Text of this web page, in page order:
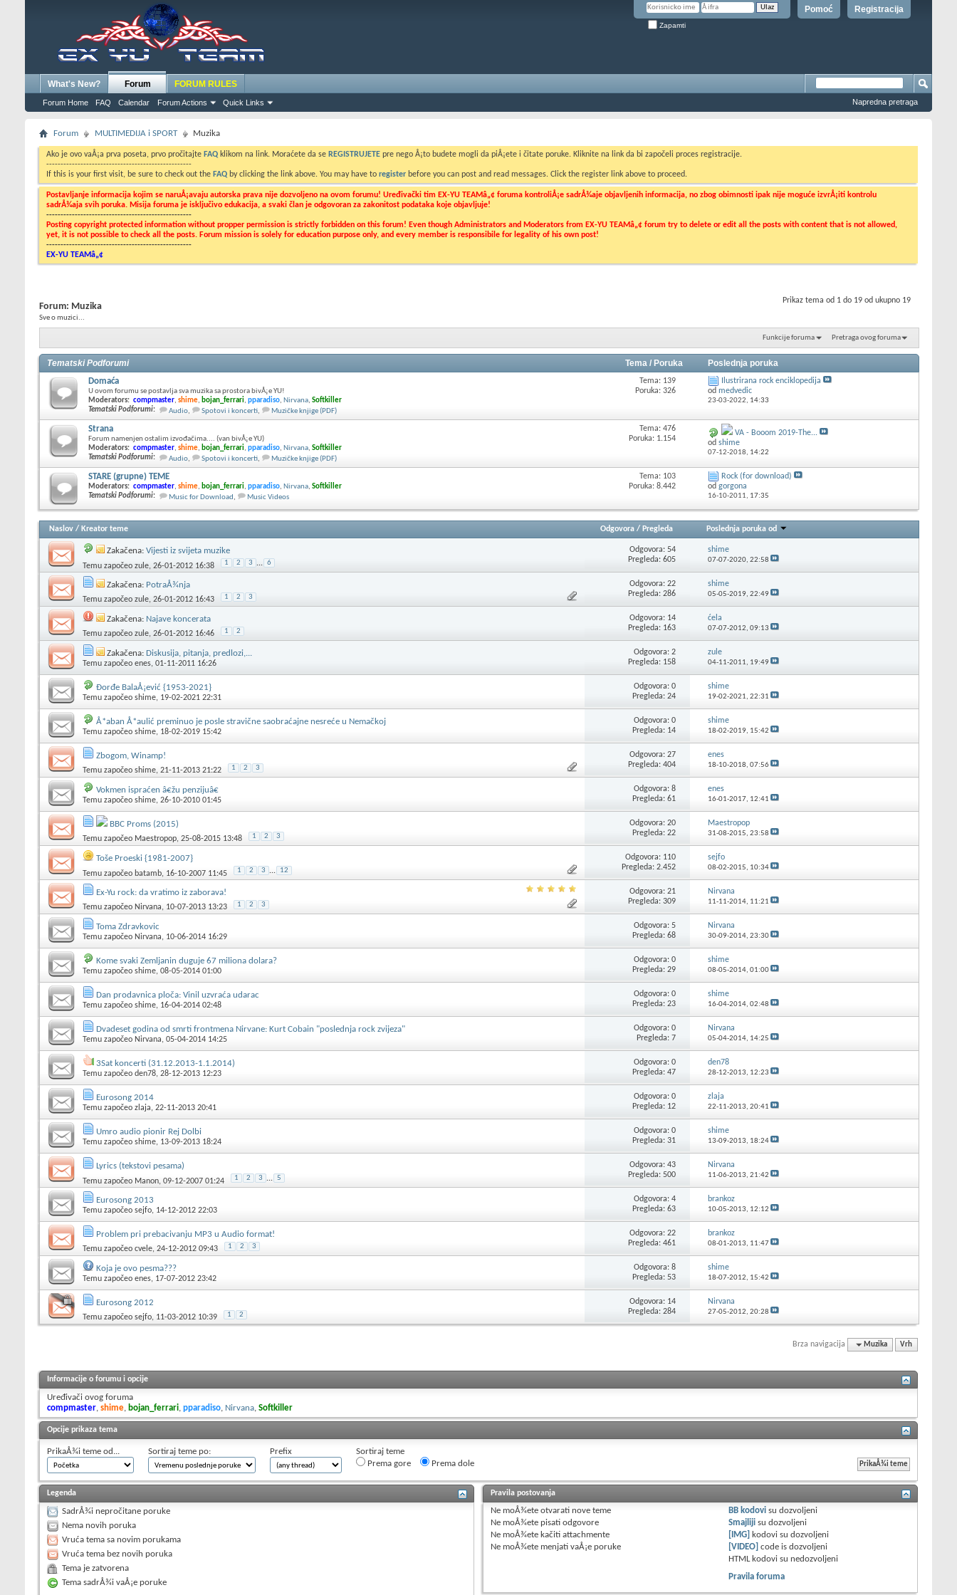
Registracija
Pomoć
Zapamti
What's New? Forum
Forum Home FAQ Calendar Forum Actions Quick Links
FORUM RULES
Napredna pretraga
Forum MULTIMEDIJA i SPORT Muzika
Ako je ovo vaÅ¡a prva poseta, prvo pročitajte FAQ klikom na link. Moraćete da se REGISTRUJETE pre nego Å¡to budete mogli da piÅ¡ete i čitate poruke. Kliknite na link da bi započeli proces registracije.
---------------------------------------------------
If this is your first visit, be sure to check out the FAQ by clicking the link above. You may have to register before you can post and read messages. Click the register link above to proceed.
Postavljanje informacija kojim se naruÅ¡avaju autorska prava nije dozvoljeno na ovom forumu! Uređivački tim EX-YU TEAMâ„¢ foruma kontroliÅ¡e sadrÅ¾aje objavljenih informacija, no zbog obimnosti ipak nije moguće izvrÅ¡iti kontrolu
sadrÅ¾aja svih poruka. Misija foruma je isključivo edukacija, a svaki član je odgovoran za zakonitost podataka koje objavljuje!
---------------------------------------------------
Posting copyright protected information without propper permission is strictly forbidden on this forum! Even though Administrators and Moderators from EX-YU TEAMâ„¢ forum try to delete or edit all the posts with content that is not allowed,
yet, it is not possible to check all the posts. Forum mission is solely for education purpose only, and every member is responsibile for legality of his own post!
---------------------------------------------------
EX-YU TEAMâ„¢
Prikaz tema od 1 do 19 od ukupno 19
Forum: Muzika
Sve o muzici...
Funkcije foruma Pretraga ovog foruma
Tematski Podforumi Tema / Poruka Poslednja poruka
Domaća
U ovom forumu se postavlja sva muzika sa prostora bivÅ¡e YU!
Moderators: compmaster, shime, bojan_ferrari, pparadiso, Nirvana, Softkiller
Tematski Podforumi: Audio, Spotovi i koncerti, Muzičke knjige (PDF)
Tema: 139
Poruka: 326
Ilustrirana rock enciklopedija
od medvedic
23-03-2022, 14:33
Strana
Forum namenjen ostalim izvođačima.... (van bivÅ¡e YU)
Moderators: compmaster, shime, bojan_ferrari, pparadiso, Nirvana, Softkiller
Tematski Podforumi: Audio, Spotovi i koncerti, Muzičke knjige (PDF)
Tema: 476
Poruka: 1.154
VA - Booom 2019-The...
od shime
07-12-2018, 14:22
STARE (grupne) TEME
Moderators: compmaster, shime, bojan_ferrari, pparadiso, Nirvana, Softkiller
Tematski Podforumi: Music for Download , Music Videos
Tema: 103
Poruka: 8.442
Rock (for download)
od gorgona
16-10-2011, 17:35
Naslov / Kreator teme Odgovora / Pregleda Poslednja poruka od
Zakačena: Vijesti iz svijeta muzike
Temu započeo zule, 26-01-2012 16:38 1 2 3 ... 6
Odgovora: 54
Pregleda: 605
shime
07-07-2020, 22:58
Zakačena: PotraÅ¾nja
Temu započeo zule, 26-01-2012 16:43 1 2 3
Odgovora: 22
Pregleda: 286
shime
05-05-2019, 22:49
Zakačena: Najave koncerata
Temu započeo zule, 26-01-2012 16:46 1 2
Odgovora: 14
Pregleda: 163
ćela
07-07-2012, 09:13
Zakačena: Diskusija, pitanja, predlozi,...
Temu započeo enes, 01-11-2011 16:26
Odgovora: 2
Pregleda: 158
zule
04-11-2011, 19:49
Đorđe BalaÅ¡ević {1953-2021}
Temu započeo shime, 19-02-2021 22:31
Odgovora: 0
Pregleda: 24
shime
19-02-2021, 22:31
Å*aban Å*aulić preminuo je posle stravične saobraćajne nesreće u Nemačkoj
Temu započeo shime, 18-02-2019 15:42
Odgovora: 0
Pregleda: 14
shime
18-02-2019, 15:42
Zbogom, Winamp!
Temu započeo shime, 21-11-2013 21:22 1 2 3
Odgovora: 27
Pregleda: 404
enes
18-10-2018, 07:56
Vokmen ispraćen â€žu penzijuâ€
Temu započeo shime, 26-10-2010 01:45
Odgovora: 8
Pregleda: 61
enes
16-01-2017, 12:41
BBC Proms (2015)
Temu započeo Maestropop, 25-08-2015 13:48 1 2 3
Odgovora: 20
Pregleda: 22
Maestropop
31-08-2015, 23:58
Toše Proeski {1981-2007}
Temu započeo batamb, 16-10-2007 11:45 1 2 3 ... 12
Odgovora: 110
Pregleda: 2.452
sejfo
08-02-2015, 10:34
Ex-Yu rock: da vratimo iz zaborava!
Temu započeo Nirvana, 10-07-2013 13:23 1 2 3
Odgovora: 21
Pregleda: 309
Nirvana
11-11-2014, 11:21
Toma Zdravkovic
Temu započeo Nirvana, 10-06-2014 16:29
Odgovora: 5
Pregleda: 68
Nirvana
30-09-2014, 23:30
Kome svaki Zemljanin duguje 67 miliona dolara?
Temu započeo shime, 08-05-2014 01:00
Odgovora: 0
Pregleda: 29
shime
08-05-2014, 01:00
Dan prodavnica ploča: Vinil uzvraća udarac
Temu započeo shime, 16-04-2014 02:48
Odgovora: 0
Pregleda: 23
shime
16-04-2014, 02:48
Dvadeset godina od smrti frontmena Nirvane: Kurt Cobain "poslednja rock zvijeza"
Temu započeo Nirvana, 05-04-2014 14:25
Odgovora: 0
Pregleda: 7
Nirvana
05-04-2014, 14:25
3Sat koncerti (31.12.2013-1.1.2014)
Temu započeo den78, 28-12-2013 12:23
Odgovora: 0
Pregleda: 47
den78
28-12-2013, 12:23
Eurosong 2014
Temu započeo zlaja, 22-11-2013 20:41
Odgovora: 0
Pregleda: 12
zlaja
22-11-2013, 20:41
Umro audio pionir Rej Dolbi
Temu započeo shime, 13-09-2013 18:24
Odgovora: 0
Pregleda: 31
shime
13-09-2013, 18:24
Lyrics (tekstovi pesama)
Temu započeo Manon, 09-12-2007 01:24 1 2 3 ... 5
Odgovora: 43
Pregleda: 500
Nirvana
11-06-2013, 21:42
Eurosong 2013
Temu započeo sejfo, 14-12-2012 22:03
Odgovora: 4
Pregleda: 63
brankoz
10-05-2013, 12:12
Problem pri prebacivanju MP3 u Audio format!
Temu započeo cvele, 24-12-2012 09:43 1 2 3
Odgovora: 22
Pregleda: 461
brankoz
08-01-2013, 11:47
Koja je ovo pesma???
Temu započeo enes, 17-07-2012 23:42
Odgovora: 8
Pregleda: 53
shime
18-07-2012, 15:42
Eurosong 2012
Temu započeo sejfo, 11-03-2012 10:39 1 2
Odgovora: 14
Pregleda: 284
Nirvana
27-05-2012, 20:28
Brza navigacija Muzika Vrh
Informacije o forumu i opcije
Uređivači ovog foruma
compmaster, shime, bojan_ferrari, pparadiso, Nirvana, Softkiller
Opcije prikaza tema
PrikaÅ¾i teme od... Sortiraj teme po: Prefix
Sortiraj teme
Prema gore
Prema dole
Legenda
SadrÅ¾i nepročitane poruke
Nema novih poruka
Vruća tema sa novim porukama
Vruća tema bez novih poruka
Tema je zatvorena
Tema sadrÅ¾i vaÅ¡e poruke
Pravila postovanja
Ne moÅ¾ete otvarati nove teme
Ne moÅ¾ete pisati odgovore
Ne moÅ¾ete kačiti attachmente
Ne moÅ¾ete menjati vaÅ¡e poruke
BB kodovi sudozvoljeni
Smajliji sudozvoljeni
[IMG] kodovi sudozvoljeni
[VIDEO] code isdozvoljeni
HTML kodovi su nedozvoljeni
Pravila foruma